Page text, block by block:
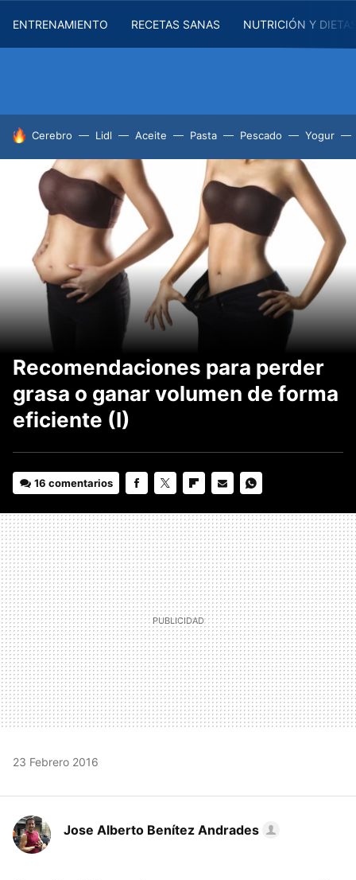
ENTRENAMIENTO RECETAS SANAS NUTRICIÓN Y
HOY SE HABLA DE
Cerebro Lidl Aceite Pasta Pescado Yogur
Recomendaciones para perder
grasa o ganar volumen de forma
eficiente (I)
16 comentarios
MAIL
23 Febrero 2016
Jose Alberto Benítez Andrades